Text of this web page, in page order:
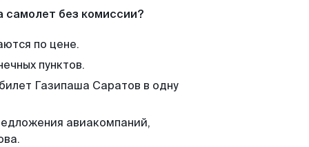
самолет без комиссии?
по цене.
пунктов.
Газипаша Саратов в одну
авиакомпаний,